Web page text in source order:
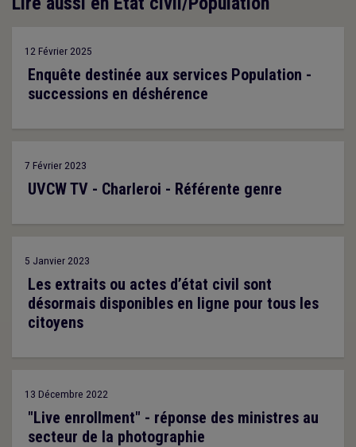
12 Février 2025
Enquête destinée aux services Population -
successions en déshérence
7 Février 2023
UVCW TV - Charleroi - Référente genre
5 Janvier 2023
Les extraits ou actes d’état civil sont
désormais disponibles en ligne pour tous les
citoyens
13 Décembre 2022
"Live enrollment" - réponse des ministres au
secteur de la photographie